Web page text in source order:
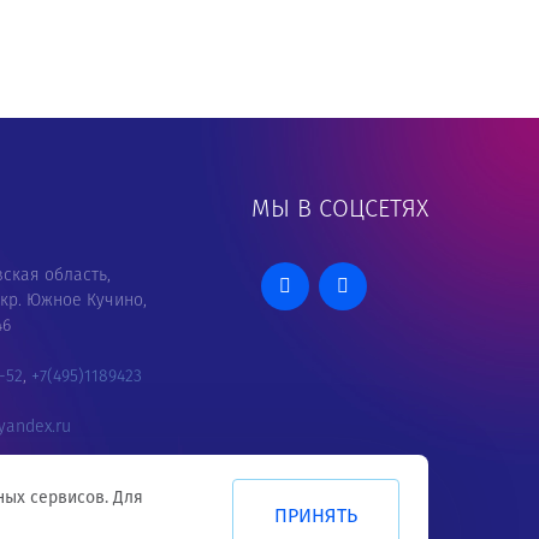
область,
Южное Кучино,
52, +7(495)1189423
МЫ В СОЦСЕТЯХ
сервисов. Для
ПРИНЯТЬ